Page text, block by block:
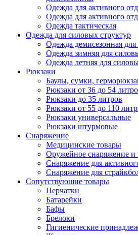
Одежда для активного
Одежда для активного
Одежда тактическая
Одежда для силовых структур
Одежда демисезонная
Одежда зимняя для
Одежда летняя для
Рюкзаки
Баулы, сумки,
Рюкзаки от 36 до 54
Рюкзаки до 35 литров
Рюкзаки от 55 до 110
Рюкзаки универсальные
Рюкзаки штурмовые
Снаряжение
Медицинские товары
Оружейное снаряжение и
Снаряжение для
Снаряжение для
Сопутствующие товары
Перчатки
Батарейки
Бафы
Брелоки
Гигиенические